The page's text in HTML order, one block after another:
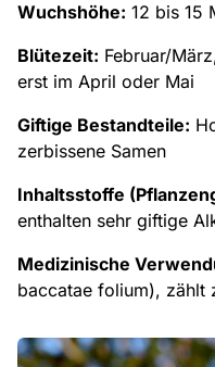
Wuchshöhe: 12 bis 15
Blütezeit: Februar/
erst im April oder Mai
Giftige Bestandteile:
zerbissene Samen
Inhaltsstoffe
enthalten sehr giftige
Medizinische
baccatae folium), zählt